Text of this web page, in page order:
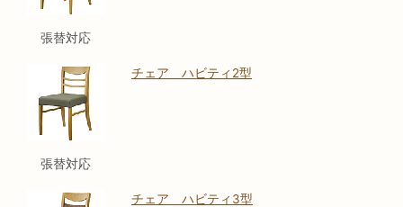
張替対応
張替対応
チェア ハビティ2型
チェア ハビティ3型